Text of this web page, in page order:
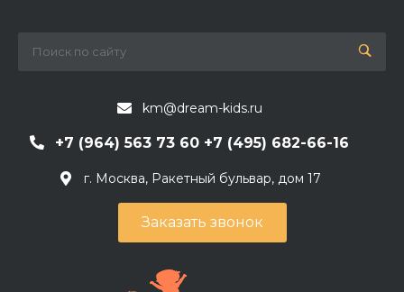
km@dream-kids.ru
+7 (964) 563 73 60 +7 (495) 682-66-16
г. Москва, Ракетный бульвар, дом 17
Заказать звонок